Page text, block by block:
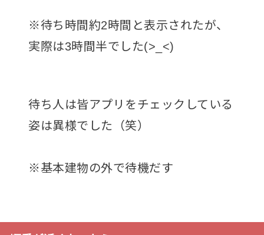
※待ち時間約2時間と表示されたが、
実際は3時間半でした(>_<)
待ち人は皆アプリをチェックしている
姿は異様でした（笑）
※基本建物の外で待機だす